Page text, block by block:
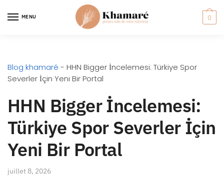
MENU 0
Blog khamaré - HHN Bigger İncelemesi: Türkiye Spor
Severler İçin Yeni Bir Portal
HHN Bigger İncelemesi:
Türkiye Spor Severler İçin
Yeni Bir Portal
juillet 8, 2026